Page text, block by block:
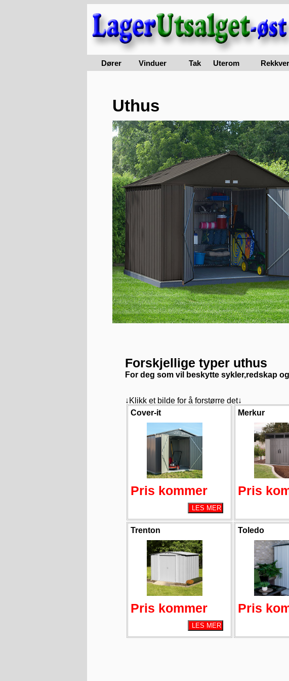
Dører Vinduer Tak Uterom
Uthus
Forskjellige typer uthus
For deg som vil beskytte sykler,redskap
↓Klikk et bilde for å forstørre det↓
Cover-it
Pris kommer
Merkur
Pris
Trenton
Pris kommer
Toledo
Pris